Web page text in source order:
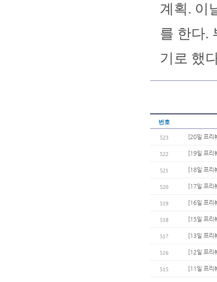
계획. 이
를 한다.
기로 했
번호
523 [20일 프리
522 [19일 프리
521 [18일 프리
520 [17일 프리
519 [16일 프리
518 [15일 프리
517 [13일 프리
516 [12일 프리
515 [11일 프리